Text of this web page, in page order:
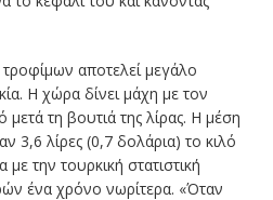
αποτελεί μεγάλο
Η χώρα δίνει μάχη με τον
τη βουτιά της λίρας. Η μέση
3,6 λίρες (0,7 δολάρια) το κιλό
την τουρκική στατιστική
ένα χρόνο νωρίτερα. «Όταν